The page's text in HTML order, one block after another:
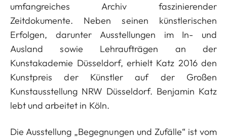
umfangreiches Archiv faszinierender
Zeitdokumente. Neben seinen künstlerischen
Erfolgen, darunter Ausstellungen im In- und
Ausland sowie Lehraufträgen an der
Kunstakademie Düsseldorf, erhielt Katz 2016 den
Kunstpreis der Künstler auf der Großen
Kunstausstellung NRW Düsseldorf. Benjamin Katz
lebt und arbeitet in Köln.
Die Ausstellung „Begegnungen und Zufälle“ ist vom